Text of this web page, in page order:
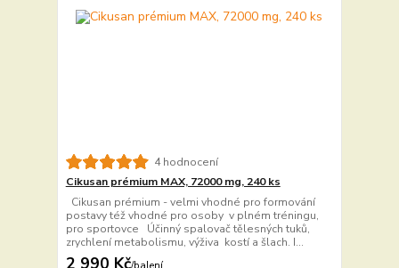
4 hodnocení
Cikusan prémium MAX, 72000 mg, 240 ks
Cikusan prémium - velmi vhodné pro formování
postavy též vhodné pro osoby v plném tréningu,
pro sportovce Účinný spalovač tělesných tuků,
zrychlení metabolismu, výživa kostí a šlach. I...